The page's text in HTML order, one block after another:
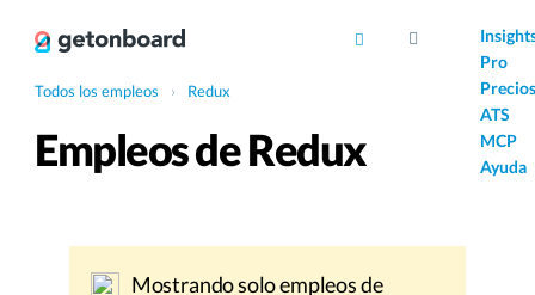
Pro
Precios
ATS
MCP
Ayuda
Todos los empleos › Redux
Empleos de Redux
Mostrando solo empleos de